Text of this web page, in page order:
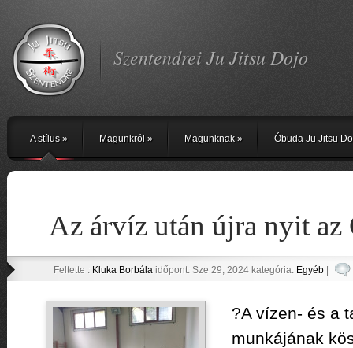
Szentendrei Ju Jitsu Dojo
A stílus» Magunkról » Magunknak» Óbuda Ju Jitsu
Az árvíz után újra nyit az
Feltette : Kluka Borbálaidőpont: Sze 29, 2024 kategória: Egyéb|
?A vízen- és a
munkájának